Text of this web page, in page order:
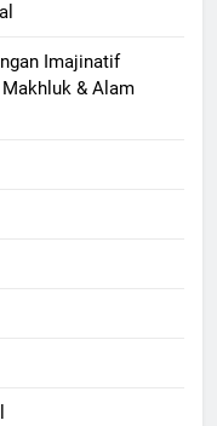
Imajinatif
& Alam